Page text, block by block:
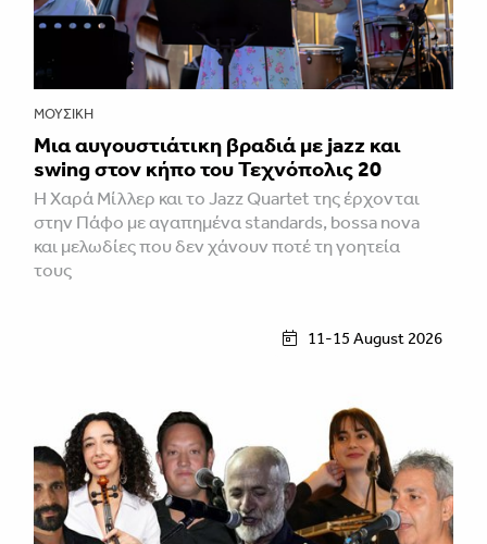
ΜΟΥΣΙΚΉ
Μια αυγουστιάτικη βραδιά με jazz και
swing στον κήπο του Τεχνόπολις 20
Η Χαρά Μίλλερ και το Jazz Quartet της έρχονται
στην Πάφο με αγαπημένα standards, bossa nova
και μελωδίες που δεν χάνουν ποτέ τη γοητεία
τους
11-15 August 2026